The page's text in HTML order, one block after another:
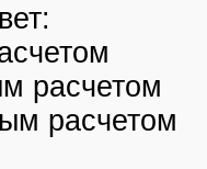
расчетом
расчетом